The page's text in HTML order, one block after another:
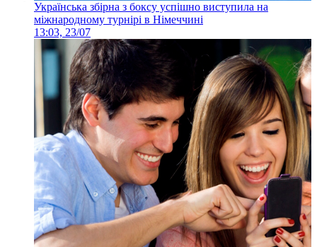
Українська збірна з боксу успішно виступила на
міжнародному турнірі в Німеччині
13:03, 23/07